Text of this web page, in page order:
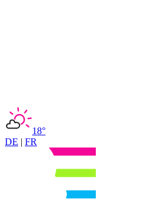
18°
DE | FR